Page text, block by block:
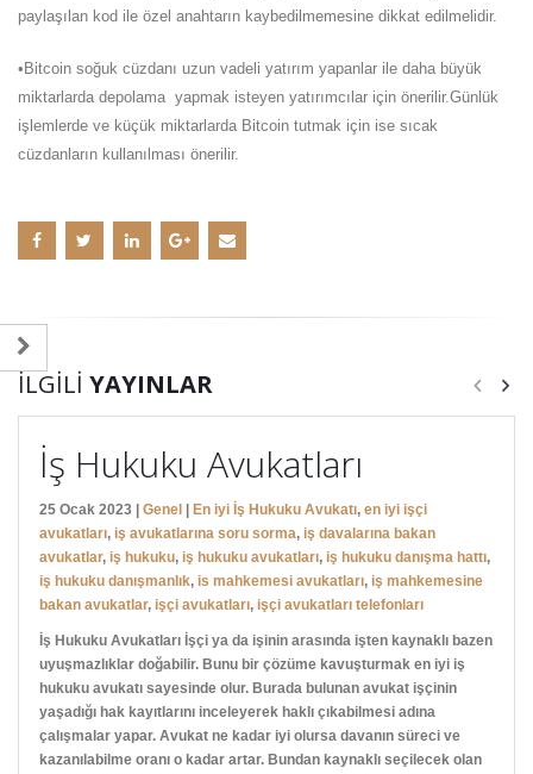
paylaşılan kod ile özel anahtarın kaybedilmemesine dikkat edilmelidir.
•Bitcoin soğuk cüzdanı uzun vadeli yatırım yapanlar ile daha büyük
miktarlarda depolama yapmak isteyen yatırımcılar için önerilir.Günlük
işlemlerde ve küçük miktarlarda Bitcoin tutmak için ise sıcak
cüzdanların kullanılması önerilir.
İLGILI YAYINLAR
İş Hukuku Avukatları
25 Ocak 2023 | Genel | En iyi İş Hukuku Avukatı, en iyi işçi
avukatları, iş avukatlarına soru sorma, iş davalarına bakan
avukatlar, iş hukuku, iş hukuku avukatları, iş hukuku danışma hattı,
iş hukuku danışmanlık, is mahkemesi avukatları, iş mahkemesine
bakan avukatlar, işçi avukatları, işçi avukatları telefonları
İş Hukuku Avukatları İşçi ya da işinin arasında işten kaynaklı bazen
uyuşmazlıklar doğabilir. Bunu bir çözüme kavuşturmak en iyi iş
hukuku avukatı sayesinde olur. Burada bulunan avukat işçinin
yaşadığı hak kayıtlarını inceleyerek haklı çıkabilmesi adına
çalışmalar yapar. Avukat ne kadar iyi olursa davanın süreci ve
kazanılabilme oranı o kadar artar. Bundan kaynaklı seçilecek olan